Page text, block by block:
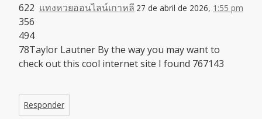
แทงหวยออนไลน์เกาหลี 27 de abril de 2026, 1:55 pm
622
356
494
78Taylor Lautner By the way you may want to
check out this cool internet site I found 767143
Responder